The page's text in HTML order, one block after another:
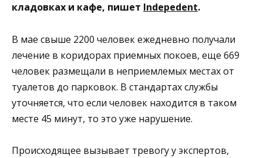
кладовках и кафе, пишет Indepedent.
В мае свыше 2200 человек ежедневно получали
лечение в коридорах приемных покоев, еще 669
человек размещали в неприемлемых местах от
туалетов до парковок. В стандартах службы
уточняется, что если человек находится в таком
месте 45 минут, то это уже нарушение.
Происходящее вызывает тревогу у экспертов,